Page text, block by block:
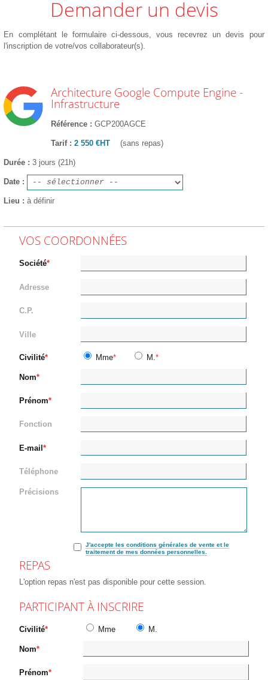
Demander un devis
En complétant le formulaire ci-dessous, vous recevrez un devis pour
l'inscription de votre/vos collaborateur(s).
Architecture Google Compute Engine -
Infrastructure
Référence GCP200AGCE
Tarif 2 550 €HT (sans repas)
Durée 3 jours (21h)
Date
Lieu à définir
VOS COORDONNÉES
Société
Adresse
C.P.
Ville
Civilité Mme M.
Nom
Prénom
Fonction
E-mail
Téléphone
Précisions
J'accepte les conditions générales de vente et le
traitement de mes données personnelles.
REPAS
L'option repas n'est pas disponible pour cette session.
PARTICIPANT À INSCRIRE
Civilité Mme M.
Nom
Prénom